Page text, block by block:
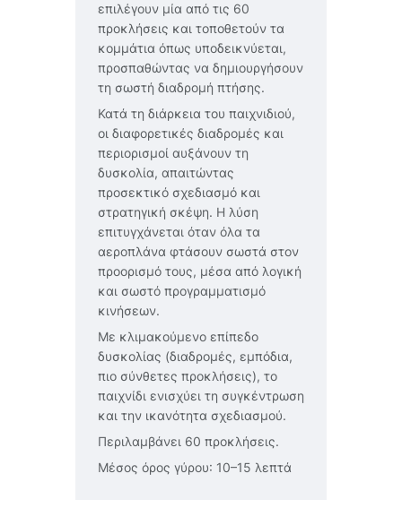
επιλέγουν μία από τις 60
προκλήσεις και τοποθετούν τα
κομμάτια όπως υποδεικνύεται,
προσπαθώντας να δημιουργήσουν
τη σωστή διαδρομή πτήσης.
Κατά τη διάρκεια του παιχνιδιού,
οι διαφορετικές διαδρομές και
περιορισμοί αυξάνουν τη
δυσκολία, απαιτώντας
προσεκτικό σχεδιασμό και
στρατηγική σκέψη. Η λύση
επιτυγχάνεται όταν όλα τα
αεροπλάνα φτάσουν σωστά στον
προορισμό τους, μέσα από λογική
και σωστό προγραμματισμό
κινήσεων.
Με κλιμακούμενο επίπεδο
δυσκολίας (διαδρομές, εμπόδια,
πιο σύνθετες προκλήσεις), το
παιχνίδι ενισχύει τη συγκέντρωση
και την ικανότητα σχεδιασμού.
Περιλαμβάνει 60 προκλήσεις.
Μέσος όρος γύρου: 10–15 λεπτά